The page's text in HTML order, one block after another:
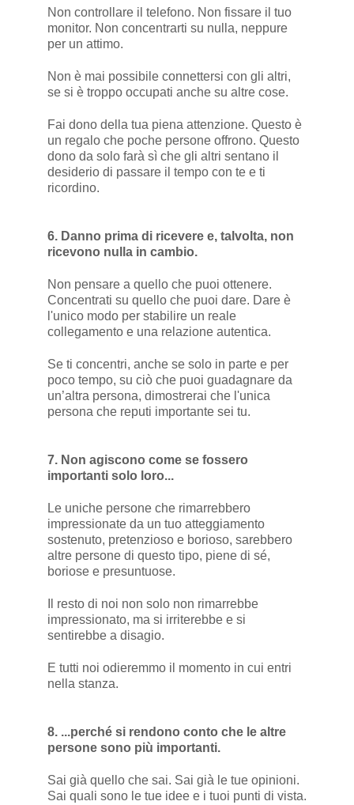
Non controllare il telefono. Non fissare il tuo
monitor. Non concentrarti su nulla, neppure
per un attimo.
Non è mai possibile connettersi con gli altri,
se si è troppo occupati anche su altre cose.
Fai dono della tua piena attenzione. Questo è
un regalo che poche persone offrono. Questo
dono da solo farà sì che gli altri sentano il
desiderio di passare il tempo con te e ti
ricordino.
6. Danno prima di ricevere e, talvolta, non
ricevono nulla in cambio.
Non pensare a quello che puoi ottenere.
Concentrati su quello che puoi dare. Dare è
l'unico modo per stabilire un reale
collegamento e una relazione autentica.
Se ti concentri, anche se solo in parte e per
poco tempo, su ciò che puoi guadagnare da
un’altra persona, dimostrerai che l'unica
persona che reputi importante sei tu.
7. Non agiscono come se fossero
importanti solo loro...
Le uniche persone che rimarrebbero
impressionate da un tuo atteggiamento
sostenuto, pretenzioso e borioso, sarebbero
altre persone di questo tipo, piene di sé,
boriose e presuntuose.
Il resto di noi non solo non rimarrebbe
impressionato, ma si irriterebbe e si
sentirebbe a disagio.
E tutti noi odieremmo il momento in cui entri
nella stanza.
8. ...perché si rendono conto che le altre
persone sono più importanti.
Sai già quello che sai. Sai già le tue opinioni.
Sai quali sono le tue idee e i tuoi punti di vista.